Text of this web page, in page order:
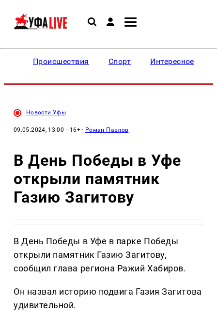
Происшествия Спорт Интересное
Новости Уфы
09.05.2024, 13:00 · 16+ · Роман Павлов
В День Победы в Уфе
открыли памятник
Газию Загитову
В День Победы в Уфе в парке Победы
открыли памятник Газию Загитову,
сообщил глава региона Ражий Хабиров.
Он назвал историю подвига Газия Загитова
удивительной.